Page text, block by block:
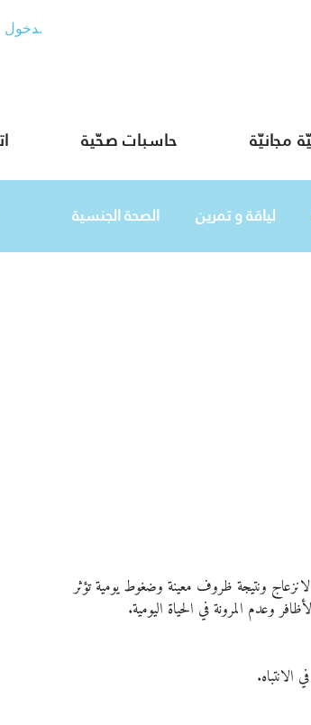
تسجيل الدخول
مجانيّة حاسبات صحّية
لياقة و تمرين الصحة الجنسية
ونتيجة ظروف معينة وضغوط يومية تؤثر
وعدم المرونة في الحياة اليومية.